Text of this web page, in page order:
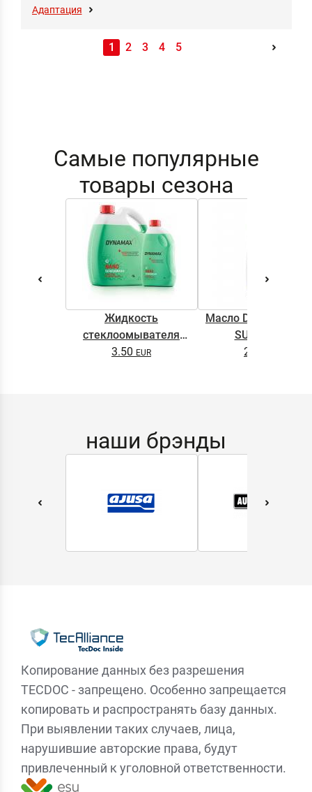
Адаптация
1 2 3 4 5
Самые популярные
товары сезона
Жидкость
стеклоомывателя
DYNAMAX SCREENWASH
3.50
Масло DYNAMAX
SUPER 0.5L
2.65
наши брэнды
Копирование данных без разрешения
TECDOC - запрещено. Особенно запрещается
копировать и распространять базу данных.
При выявлении таких случаев, лица,
нарушившие авторские права, будут
привлеченный к уголовной ответственности.